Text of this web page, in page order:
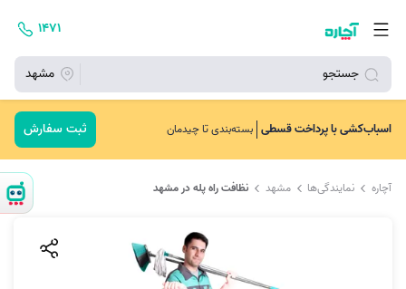
جستجو مشهد
۱۴۷۱
اسباب‌کشی با پرداخت قسطی بسته‌بندی تا چیدمان ثبت سفارش
آچاره نمایندگی‌ها مشهد نظافت راه پله در مشهد